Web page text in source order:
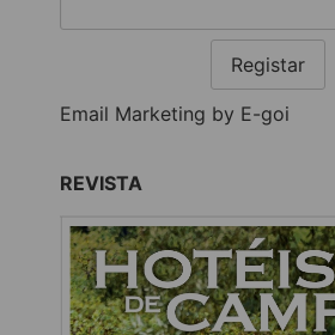
Registar
Email Marketing by E-goi
REVISTA